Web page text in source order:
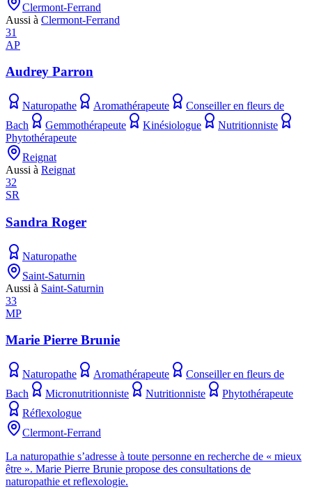
Clermont-Ferrand
Aussi à Clermont-Ferrand
31
AP
Audrey Parron
Naturopathe Aromathérapeute
Conseiller en fleurs de
Bach
Gemmothérapeute Kinésiologue
Nutritionniste
Phytothérapeute
Reignat
Aussi à Reignat
32
SR
Sandra Roger
Naturopathe
Saint-Saturnin
Aussi à Saint-Saturnin
33
MP
Marie Pierre Brunie
Naturopathe Aromathérapeute
Conseiller en fleurs de
Bach
Micronutritionniste Nutritionniste
Phytothérapeute
Réflexologue
Clermont-Ferrand
La naturopathie s’adresse à toute personne en recherche de « mieux
être ». Marie Pierre Brunie propose des consultations de
naturopathie et reflexologie.